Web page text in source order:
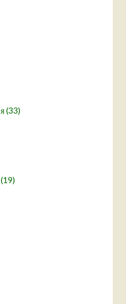
(33)